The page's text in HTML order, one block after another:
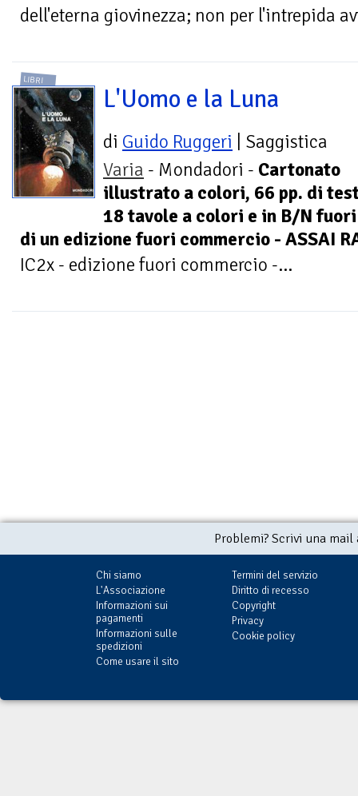
dell'eterna giovinezza; non per l'intrepida
LIBRI
L'Uomo e la Luna
di Guido Ruggeri | Saggistica
Varia - Mondadori - Cartonato
illustrato a colori, 66 pp. di
18 tavole a colori e in B/N
di un edizione fuori commercio - ASSAI
IC2x - edizione fuori commercio -...
Problemi? Scrivi una
Chi siamo
L'Associazione
Informazioni sui
pagamenti
Informazioni sulle
spedizioni
Come usare il sito
Termini del servizio
Diritto di recesso
Copyright
Privacy
Cookie policy